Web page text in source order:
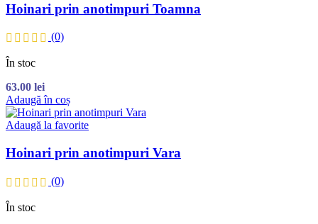
Hoinari prin anotimpuri Toamna
(0)
În stoc
63.00 lei
Adaugă în coș
Adaugă la favorite
Hoinari prin anotimpuri Vara
(0)
În stoc